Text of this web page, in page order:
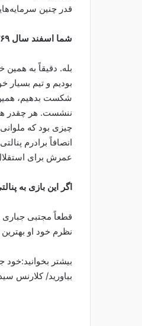
قدر چنین
شما اسفند سال ۱۳۶۹ با استقلال مقابل همین ملوان در فینال جام حذفی حاضر شدید و اتفاقاً در ضربات پنالتی باختید
بله. دقیقاً به
شکست بدهیم، همین
ننشست. هر چقدر
چیزی بود که
انصافاً برادرم
عمرش برای
اگر این بازی به
قطعاً مجتبی
نظرم خود او
بیشتر
بیاورید/ کلارنس